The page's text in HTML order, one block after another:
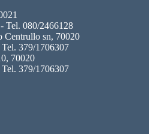
Tel. 080/2466128
Centrullo sn, 70020
379/1706307
70020
379/1706307